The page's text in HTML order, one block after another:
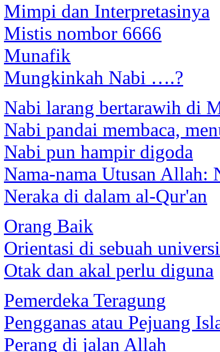
Mimpi dan Interpretasinya
Mistis nombor 6666
Munafik
Mungkinkah Nabi ….?
Nabi larang bertarawih di
Nabi pandai membaca,
Nabi pun hampir digoda
Nama-nama Utusan Allah:
Neraka di dalam al-Qur'an
Orang Baik
Orientasi di sebuah
Otak dan akal perlu diguna
Pemerdeka Teragung
Pengganas atau Pejuang
Perang di jalan Allah